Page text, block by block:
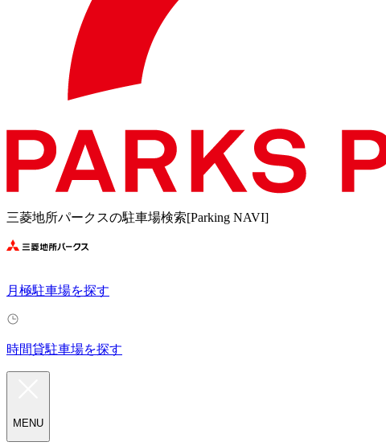
三菱地所パークスの駐車場検索[Parking NAVI]
月極駐車場を探す
時間貸駐車場を探す
MENU